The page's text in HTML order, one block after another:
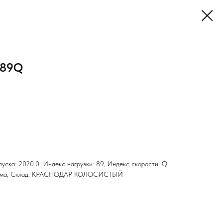
2020.0, Индекс нагрузки: 89, Индекс скорости: Q,
Склад: КРАСНОДАР КОЛОСИСТЫЙ